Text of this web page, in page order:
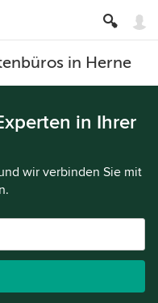
in Herne
in Ihrer
wir verbinden Sie mit